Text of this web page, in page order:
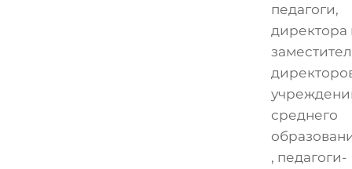
педагоги,
директора
среднего
, педагоги-